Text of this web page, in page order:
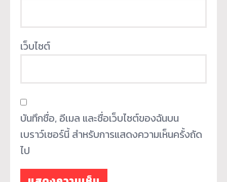
เว็บไซต์
บันทึกชื่อ, อีเมล และชื่อเว็บไซต์ของฉันบน
เบราว์เซอร์นี้ สำหรับการแสดงความเห็นครั้งถัด
ไป